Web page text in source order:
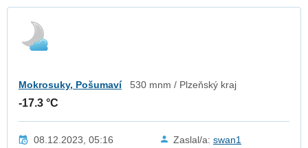
Mokrosuky, Pošumaví 530 mnm / Plzeňský kraj
-17.3 °C
08.12.2023, 05:16 Zaslal/a: swan1